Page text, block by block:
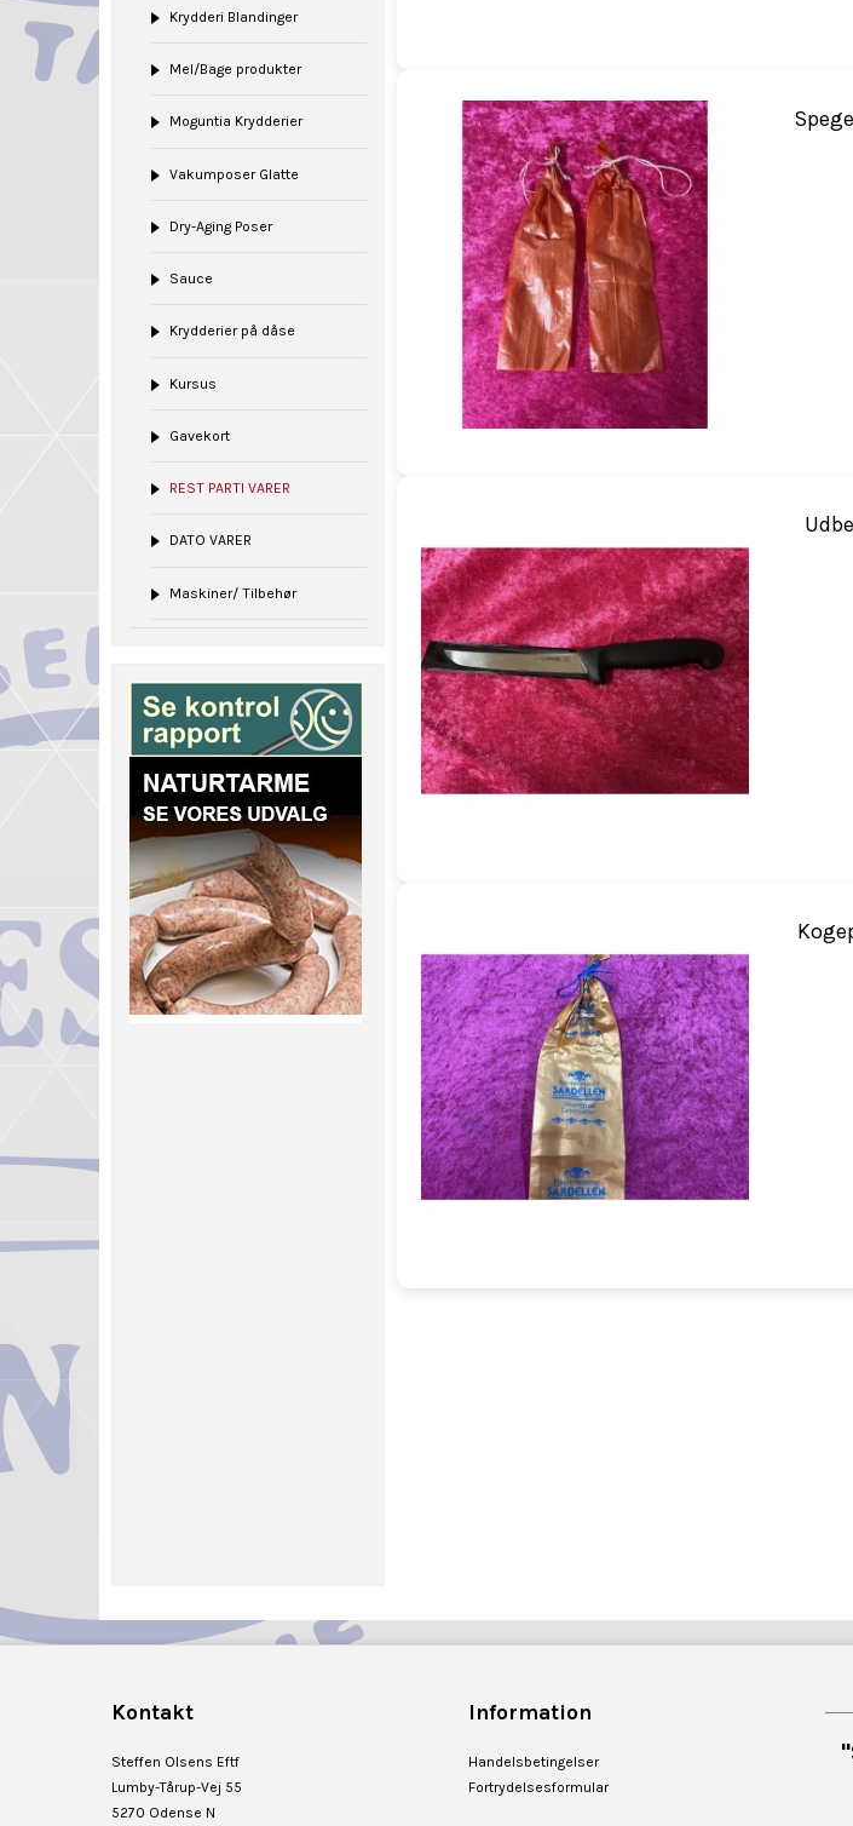
Krydderi Blandinger
Mel/Bage produkter
Moguntia Krydderier
Vakumposer Glatte
Dry-Aging Poser
Sauce
Krydderier på dåse
Kursus
Gavekort
REST PARTI VARER
DATO VARER
Maskiner/ Tilbehør
Kontakt
Steffen Olsens Eftf
Lumby-Tårup-Vej 55
5270 Odense N
Information
Handelsbetingelser
Fortrydelsesformular